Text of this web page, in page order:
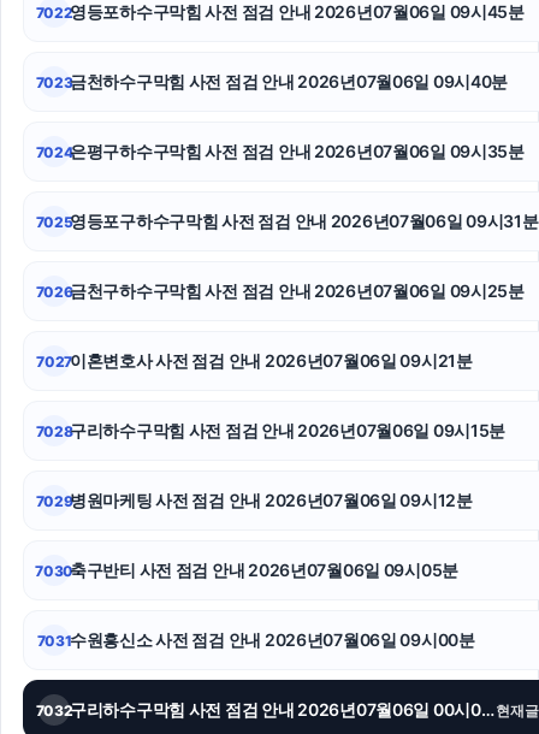
핑크티켓
용인변호사
의정부학교폭력변호사
야구반티
강아지파양
톰티켓
7022영등포하수구막힘 사전 점검 안내 2026년07월06일 09시45분
7023금천하수구막힘 사전 점검 안내 2026년07월06일 09시40분
7024은평구하수구막힘 사전 점검 안내 2026년07월06일 09시35분
7025영등포구하수구막힘 사전 점검 안내 2026년07월06일 09시31분
7026금천구하수구막힘 사전 점검 안내 2026년07월06일 09시25분
7027이혼변호사 사전 점검 안내 2026년07월06일 09시21분
7028구리하수구막힘 사전 점검 안내 2026년07월06일 09시15분
7029병원마케팅 사전 점검 안내 2026년07월06일 09시12분
7030축구반티 사전 점검 안내 2026년07월06일 09시05분
7031수원흥신소 사전 점검 안내 2026년07월06일 09시00분
7032 구리하수구막힘 사전 점검 안내 2026년07월06일 00시00분현재글